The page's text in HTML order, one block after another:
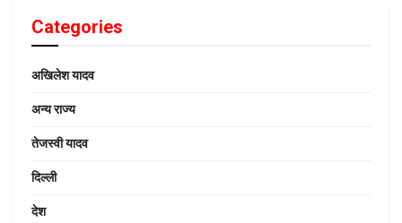
Categories
अखिलेश यादव
अन्य राज्य
तेजस्वी यादव
दिल्ली
देश